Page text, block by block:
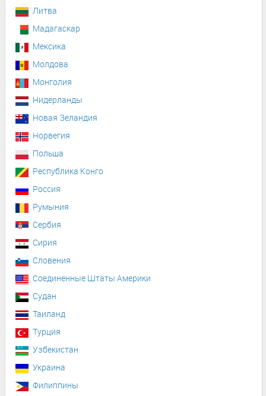
Литва
Мадагаскар
Мексика
Молдова
Монголия
Нидерланды
Новая Зеландия
Норвегия
Польша
Республика Конго
Россия
Румыния
Сербия
Сирия
Словения
Соединенные Штаты Америки
Судан
Таиланд
Турция
Узбекистан
Украина
Филиппины